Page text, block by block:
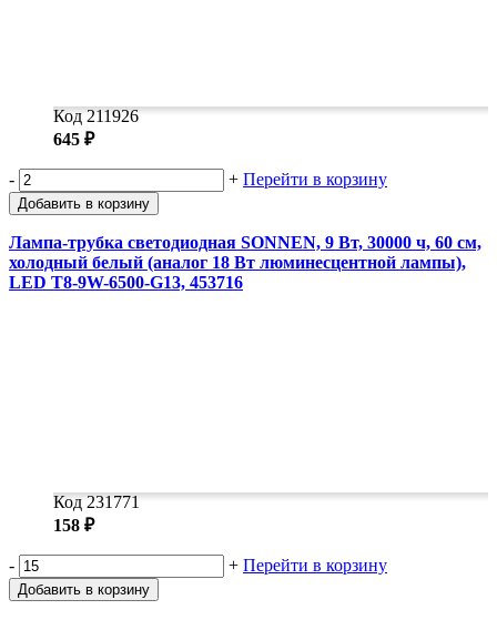
Код 211926
645 ₽
- + Перейти в корзину
Добавить в корзину
Лампа-трубка светодиодная SONNEN, 9 Вт, 30000 ч, 60 см,
холодный белый (аналог 18 Вт люминесцентной лампы),
LED T8-9W-6500-G13, 453716
Код 231771
158 ₽
- + Перейти в корзину
Добавить в корзину